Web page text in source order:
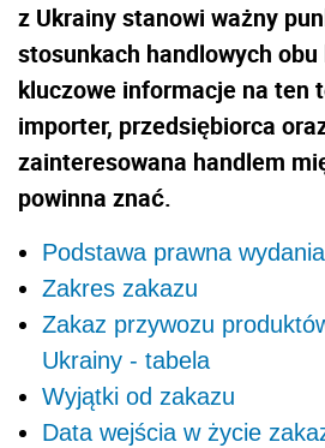
z Ukrainy stanowi ważny
stosunkach handlowych
kluczowe informacje na ten
importer, przedsiębiorca
zainteresowana handlem
powinna znać.
Podstawa prawna
Zakres zakazu
Zakaz przywozu
Ukrainy - tabela
Wyjątki od zakazu
Data wejścia w życie